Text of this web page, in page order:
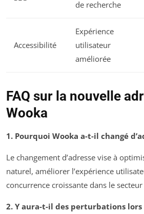
de recherche
Accessibilité
Expérience
utilisateur
améliorée
FAQ sur la nouvelle
Wooka
1. Pourquoi Wooka a-t-il changé
Le changement d’adresse vise à
naturel, améliorer l’expérience
concurrence croissante dans le
2. Y aura-t-il des perturbations